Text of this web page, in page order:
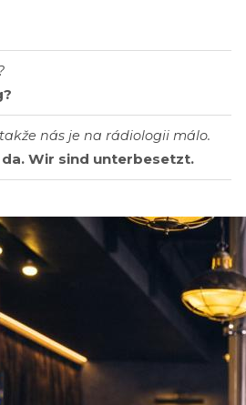
nás je na rádiologii málo.
Wir sind unterbesetzt.